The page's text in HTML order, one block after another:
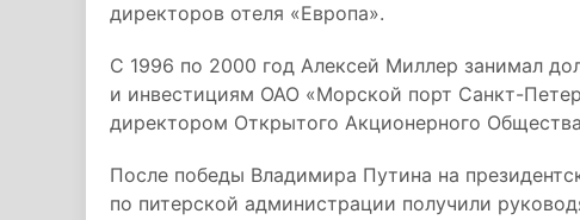
директоров отеля «Европа».
С 1996 по 2000 год Алексей Миллер занимал
и инвестициям ОАО «Морской порт Санкт-
директором Открытого Акционерного
После победы Владимира Путина на
по питерской администрации получили